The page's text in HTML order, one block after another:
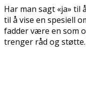
Har man sagt «ja» til
til å vise en spesiell
fadder være en som
trenger råd og støtte.